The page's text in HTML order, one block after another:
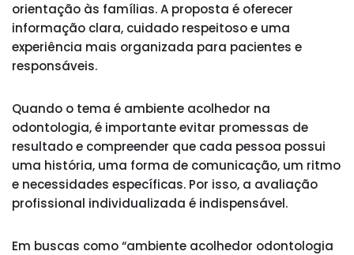
orientação às famílias. A proposta é oferecer
informação clara, cuidado respeitoso e uma
experiência mais organizada para pacientes e
responsáveis.
Quando o tema é ambiente acolhedor na
odontologia, é importante evitar promessas de
resultado e compreender que cada pessoa possui
uma história, uma forma de comunicação, um ritmo
e necessidades específicas. Por isso, a avaliação
profissional individualizada é indispensável.
Em buscas como “ambiente acolhedor odontologia